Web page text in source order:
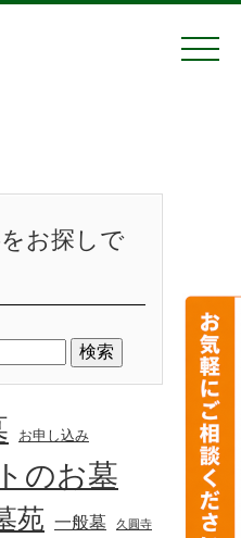
お探しで
お申し込み
のお墓
苑 一般墓 久圓寺